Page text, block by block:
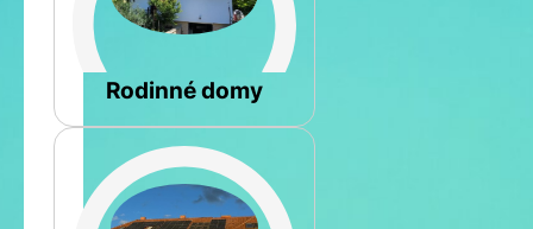
Rodinné domy
Šikmá